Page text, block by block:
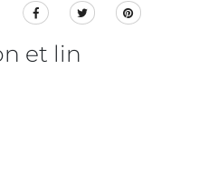
et lin